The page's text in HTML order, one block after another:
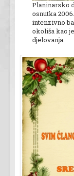
Planinarsko
osnutka
intenzivno
okoliša kao
djelovanja.